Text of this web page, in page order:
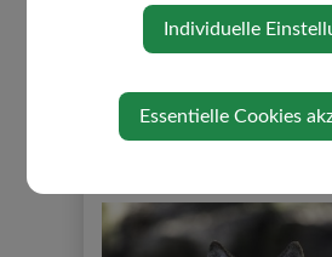
Grün- und Strauchschnitt
Individuelle
Essentielle Cookies